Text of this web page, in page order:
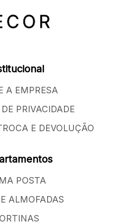
A EMPRESA
PRIVACIDADE
E DEVOLUÇÃO
POSTA
ALMOFADAS